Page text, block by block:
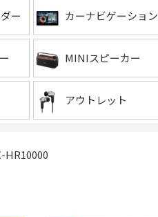
ー カーナビゲーション
MINIスピーカー
アウトレット
HR10000